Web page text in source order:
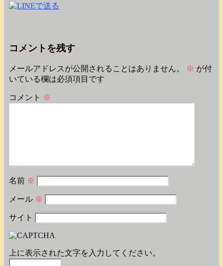
コメントを残す
メールアドレスが公開されることはありません。 ※ が付
いている欄は必須項目です
コメント ※
名前 ※
メール ※
サイト
上に表示された文字を入力してください。